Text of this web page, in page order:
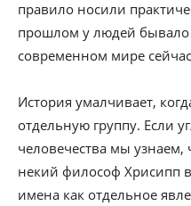
правило носили
прошлом у людей
современном мире
История умалчивает,
отдельную группу. Если
человечества мы узнаем,
некий философ Хрисипп
имена как отдельное